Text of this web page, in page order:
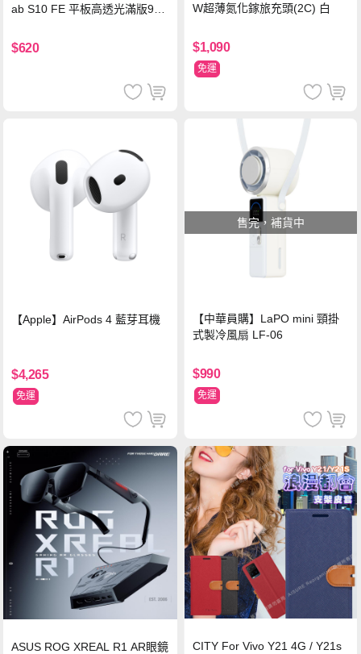
ab S10 FE 平板高透光滿版9H
$620
W超薄氮化鎵旅充頭(2C) 白
$1,090
免運
【Apple】AirPods 4 藍芽耳機
$4,265
免運
售完，補貨中
【中華員購】LaPO mini 頸掛
式製冷風扇 LF-06
$990
免運
ASUS ROG XREAL R1 AR眼鏡
CITY For Vivo Y21 4G / Y21s